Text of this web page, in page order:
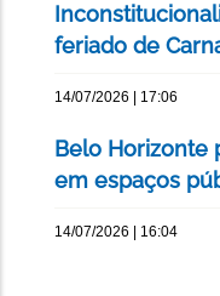
feriado de
14/07/2026 | 17:06
Belo Horizonte
em espaços
14/07/2026 | 16:04